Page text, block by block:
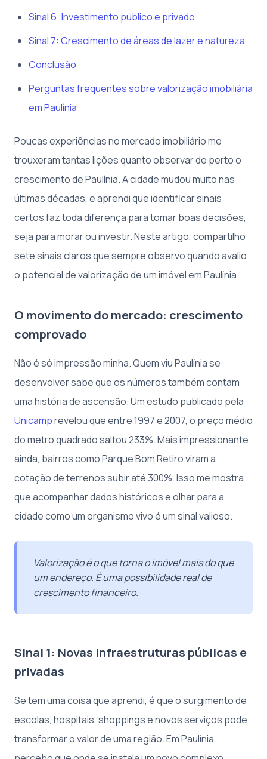
Sinal 6: Investimento público e privado
Sinal 7: Crescimento de áreas de lazer e natureza
Conclusão
Perguntas frequentes sobre valorização imobiliária
em Paulínia
Poucas experiências no mercado imobiliário me
trouxeram tantas lições quanto observar de perto o
crescimento de Paulínia. A cidade mudou muito nas
últimas décadas, e aprendi que identificar sinais
certos faz toda diferença para tomar boas decisões,
seja para morar ou investir. Neste artigo, compartilho
sete sinais claros que sempre observo quando avalio
o potencial de valorização de um imóvel em Paulínia.
O movimento do mercado: crescimento
comprovado
Não é só impressão minha. Quem viu Paulínia se
desenvolver sabe que os números também contam
uma história de ascensão. Um estudo publicado pela
Unicamprevelou que entre 1997 e 2007, o preço médio
do metro quadrado saltou 233%. Mais impressionante
ainda, bairros como Parque Bom Retiro viram a
cotação de terrenos subir até 300%. Isso me mostra
que acompanhar dados históricos e olhar para a
cidade como um organismo vivo é um sinal valioso.
Valorização é o que torna o imóvel mais do que
um endereço. É uma possibilidade real de
crescimento financeiro.
Sinal 1: Novas infraestruturas públicas e
privadas
Se tem uma coisa que aprendi, é que o surgimento de
escolas, hospitais, shoppings e novos serviços pode
transformar o valor de uma região. Em Paulínia,